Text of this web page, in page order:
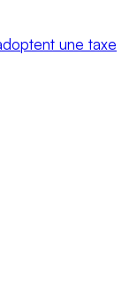
une taxe